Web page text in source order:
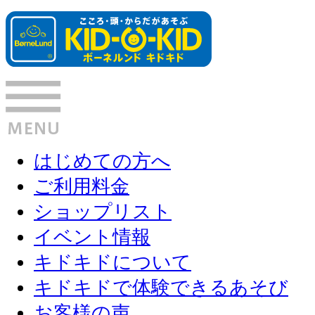
はじめての方へ
ご利用料金
ショップリスト
イベント情報
キドキドについて
キドキドで体験できるあそび